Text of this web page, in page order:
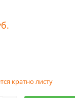
кратно листу